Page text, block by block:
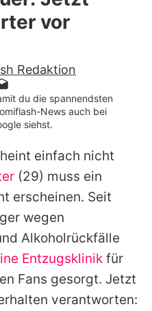
Promiflash
Richtlinien
vor
Redaktion
du die spannendsten
News auch bei
siehst.
einfach nicht
(29) muss ein
erscheinen. Seit
wegen
Alkoholrückfälle
Entzugsklinik für
Fans gesorgt. Jetzt
verantworten: